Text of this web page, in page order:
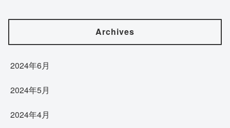
Archives
2024年6月
2024年5月
2024年4月